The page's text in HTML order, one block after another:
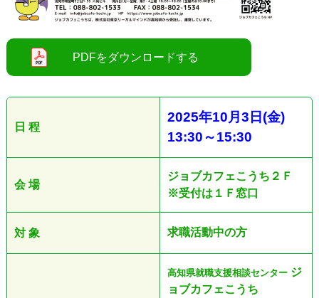
日 程
2025年10月3 日 (金)
13:30 ～15:30
会 場
ジョブカフェこうち２Ｆ
※受付は１Ｆ窓口
対 象 求職活動中の方
高知県就職支援相談センター ジ
ョブカフェこうち